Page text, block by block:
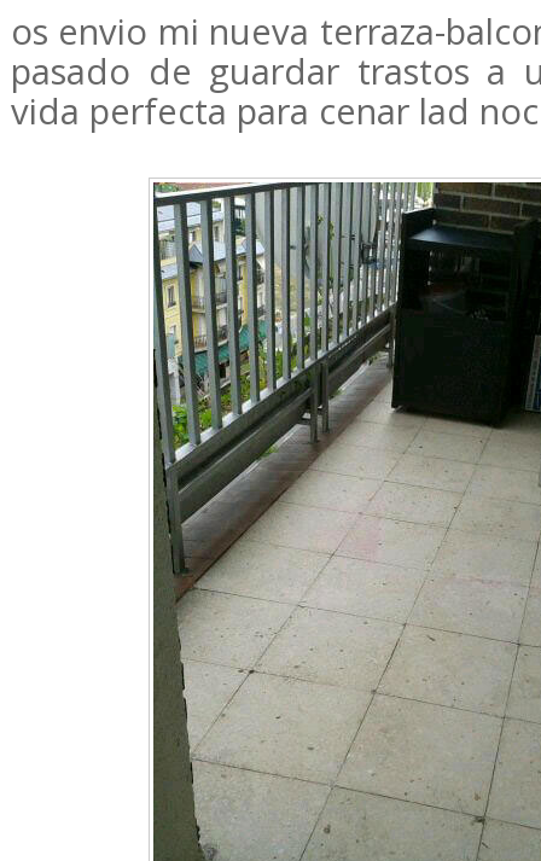
os envio mi nueva terraza-
pasado de guardar trastos a
vida perfecta para cenar lad